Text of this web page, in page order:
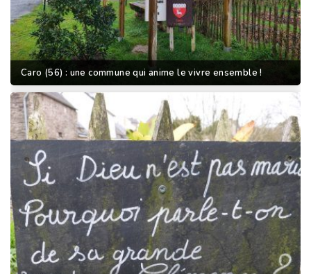
Caro (56) : une commune qui anime le vivre ensemble !